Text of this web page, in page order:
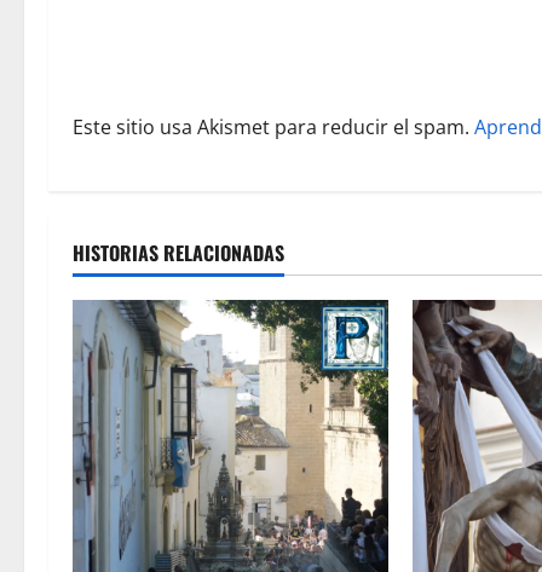
a
s
Este sitio usa Akismet para reducir el spam.
HISTORIAS RELACIONADAS